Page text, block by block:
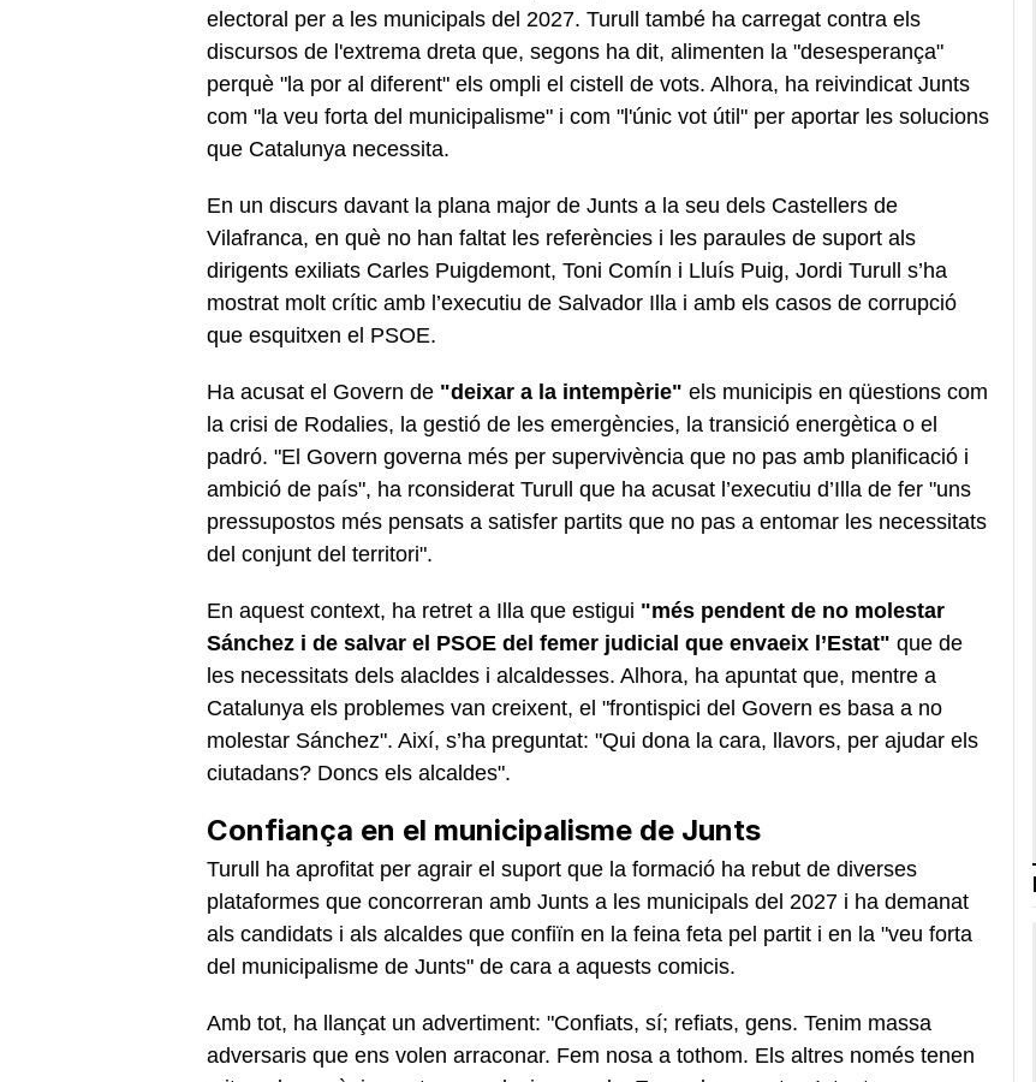
electoral per a les municipals del 2027. Turull també ha carregat contra els
discursos de l'extrema dreta que, segons ha dit, alimenten la "desesperança"
perquè "la por al diferent" els ompli el cistell de vots. Alhora, ha reivindicat Junts
com "la veu forta del municipalisme" i com "l'únic vot útil" per aportar les solucions
que Catalunya necessita.
En un discurs davant la plana major de Junts a la seu dels Castellers de
Vilafranca, en què no han faltat les referències i les paraules de suport als
dirigents exiliats Carles Puigdemont, Toni Comín i Lluís Puig, Jordi Turull s’ha
mostrat molt crític amb l’executiu de Salvador Illa i amb els casos de corrupció
que esquitxen el PSOE.
Ha acusat el Govern de "deixar a la intempèrie" els municipis en qüestions com
la crisi de Rodalies, la gestió de les emergències, la transició energètica o el
padró. "El Govern governa més per supervivència que no pas amb planificació i
ambició de país", ha rconsiderat Turull que ha acusat l’executiu d’Illa de fer "uns
pressupostos més pensats a satisfer partits que no pas a entomar les necessitats
del conjunt del territori".
En aquest context, ha retret a Illa que estigui "més pendent de no molestar
Sánchez i de salvar el PSOE del femer judicial que envaeix l’Estat" que de
les necessitats dels alacldes i alcaldesses. Alhora, ha apuntat que, mentre a
Catalunya els problemes van creixent, el "frontispici del Govern es basa a no
molestar Sánchez". Així, s’ha preguntat: "Qui dona la cara, llavors, per ajudar els
ciutadans? Doncs els alcaldes".
Confiança en el municipalisme de Junts
Turull ha aprofitat per agrair el suport que la formació ha rebut de diverses
plataformes que concorreran amb Junts a les municipals del 2027 i ha demanat
als candidats i als alcaldes que confiïn en la feina feta pel partit i en la "veu forta
del municipalisme de Junts" de cara a aquests comicis.
Amb tot, ha llançat un advertiment: "Confiats, sí; refiats, gens. Tenim massa
adversaris que ens volen arraconar. Fem nosa a tothom. Els altres només tenen